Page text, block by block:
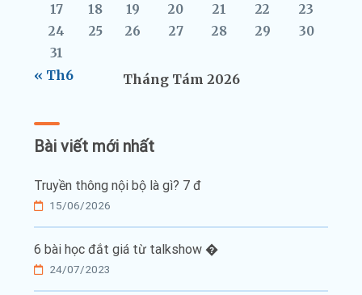
Tháng Tám 2026
17
18 19 20 21 22
23
24
25 26 27 28 29
30
31
« Th6
Bài viết mới nhất
Truyền thông nội bộ là gì? 7 đ
15/06/2026
6 bài học đắt giá từ talkshow �
24/07/2023